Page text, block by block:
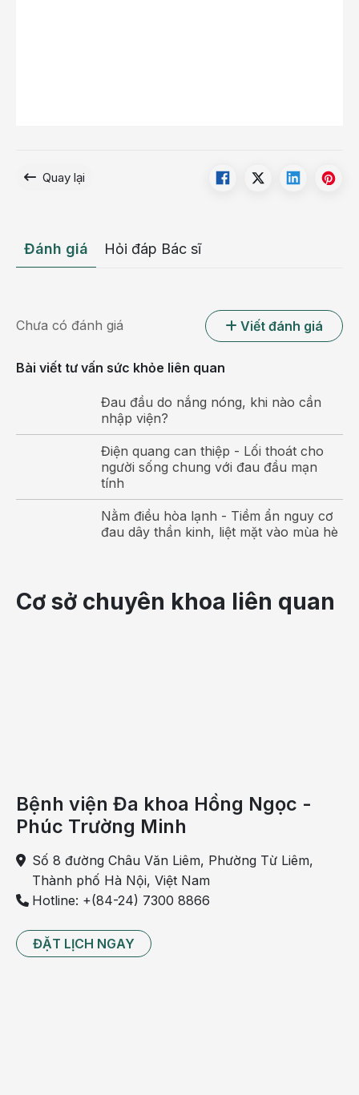
Quay lại
Đánh giá Hỏi đáp Bác sĩ
Chưa có đánh giá Viết đánh giá
Bài viết tư vấn sức khỏe liên quan
Đau đầu do nắng nóng, khi nào cần
nhập viện?
Điện quang can thiệp - Lối thoát cho
người sống chung với đau đầu mạn
tính
Nằm điều hòa lạnh - Tiềm ẩn nguy cơ
đau dây thần kinh, liệt mặt vào mùa hè
Cơ sở chuyên khoa liên quan
Bệnh viện Đa khoa Hồng Ngọc -
Phúc Trường Minh
Số 8 đường Châu Văn Liêm, Phường Từ Liêm,
Thành phố Hà Nội, Việt Nam
Hotline: +(84-24) 7300 8866
ĐẶT LỊCH NGAY